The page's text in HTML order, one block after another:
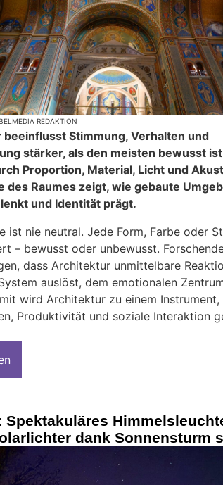
REDAKTION
Stimmung, Verhalten und
stärker, als den meisten bewusst
Proportion, Material, Licht und
des Raumes zeigt, wie gebaute
und Identität prägt.
ist nie neutral. Jede Form, Farbe oder
– bewusst oder unbewusst.
dass Architektur unmittelbare
auslöst, dem emotionalen
wird Architektur zu einem Instrument,
Produktivität und soziale Interaktion
Spektakuläres
dank Sonnensturm